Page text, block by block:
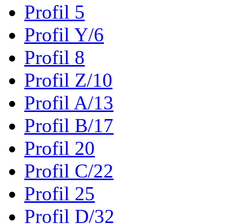
Profil 5
Profil Y/6
Profil 8
Profil Z/10
Profil A/13
Profil B/17
Profil 20
Profil C/22
Profil 25
Profil D/32